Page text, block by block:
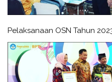
Pelaksanaan OSN Tahun